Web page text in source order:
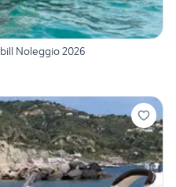
Noleggio 2026